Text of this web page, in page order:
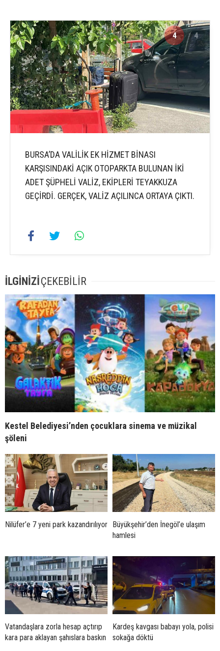
4 4
BURSA’DA VALİLİK EK HİZMET BİNASI
KARŞISINDAKİ AÇIK OTOPARKTA BULUNAN İKİ
ADET ŞÜPHELİ VALİZ, EKİPLERİ TEYAKKUZA
GEÇİRDİ. GERÇEK, VALİZ AÇILINCA ORTAYA ÇIKTI.
İLGİNİZİÇEKEBİLİR
Kestel Belediyesi’nden çocuklara sinema ve müzikal
şöleni
Nilüfer’e 7 yeni park kazandırılıyor Büyükşehir’den İnegöl’e ulaşım
hamlesi
Vatandaşlara zorla hesap açtırıp
kara para aklayan şahıslara baskın
Kardeş kavgası babayı yola, polisi
sokağa döktü